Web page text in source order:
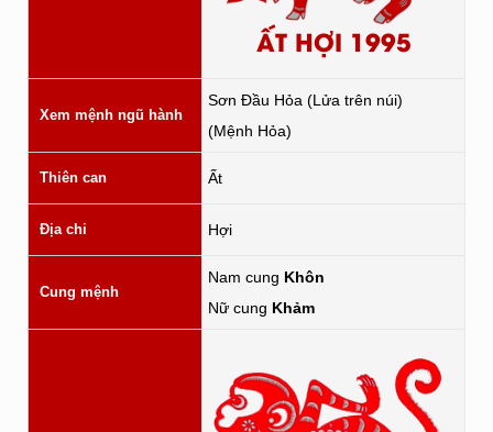
ẤT HỢI 1995
Xem mệnh ngũ hành
Sơn Đầu Hỏa (Lửa trên núi)
(Mệnh Hỏa)
Thiên can Ất
Địa chi Hợi
Cung mệnh
Nam cung Khôn
Nữ cung Khảm